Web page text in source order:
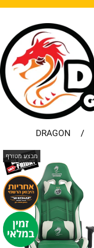
/
DRAGON
מבצע מטורף